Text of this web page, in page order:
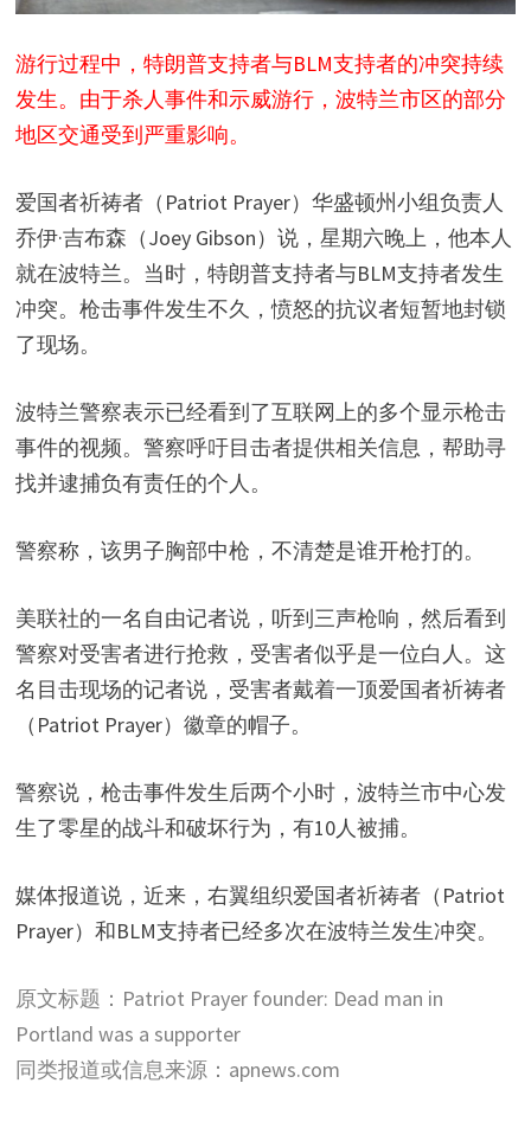
游行过程中，特朗普支持者与BLM支持者的冲突持续
发生。由于杀人事件和示威游行，波特兰市区的部分
地区交通受到严重影响。
爱国者祈祷者（Patriot Prayer）华盛顿州小组负责人
乔伊·吉布森（Joey Gibson）说，星期六晚上，他本人
就在波特兰。当时，特朗普支持者与BLM支持者发生
冲突。枪击事件发生不久，愤怒的抗议者短暂地封锁
了现场。
波特兰警察表示已经看到了互联网上的多个显示枪击
事件的视频。警察呼吁目击者提供相关信息，帮助寻
找并逮捕负有责任的个人。
警察称，该男子胸部中枪，不清楚是谁开枪打的。
美联社的一名自由记者说，听到三声枪响，然后看到
警察对受害者进行抢救，受害者似乎是一位白人。这
名目击现场的记者说，受害者戴着一顶爱国者祈祷者
（Patriot Prayer）徽章的帽子。
警察说，枪击事件发生后两个小时，波特兰市中心发
生了零星的战斗和破坏行为，有10人被捕。
媒体报道说，近来，右翼组织爱国者祈祷者（Patriot
Prayer）和BLM支持者已经多次在波特兰发生冲突。
原文标题：Patriot Prayer founder: Dead man in
Portland was a supporter
同类报道或信息来源：apnews.com